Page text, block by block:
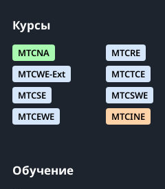
Курсы
MTCNA MTCRE
MTCWE-Ext
MTCTCE
MTCSE
MTCSWE
MTCEWE
MTCINE
Обучение